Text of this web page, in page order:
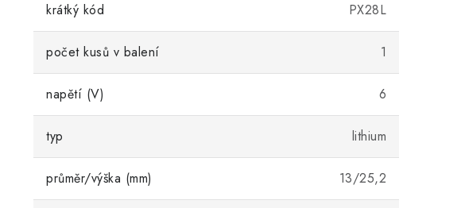
krátký kód PX28L
počet kusů v balení 1
napětí (V) 6
typ lithium
průměr/výška (mm) 13/25,2